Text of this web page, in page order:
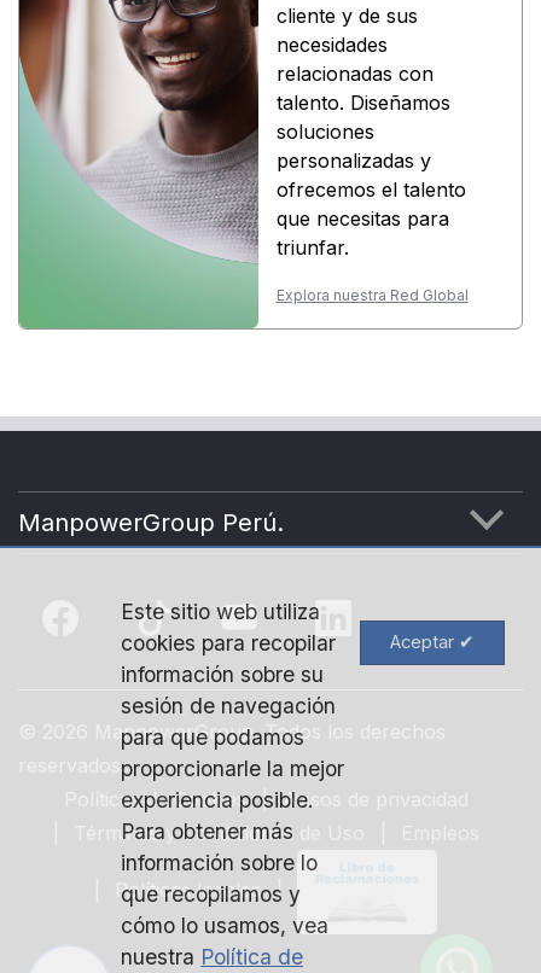
cliente y de sus
necesidades
relacionadas con
talento. Diseñamos
soluciones
personalizadas y
ofrecemos el talento
que necesitas para
triunfar.
Explora nuestra Red Global
ManpowerGroup Perú.
CONTÁCTANOS
2026 ManpowerGroup. Todos los derechos
reservados.
Políticas de Cookies
Avisos de privacidad
Términos y Condiciones de Uso
Políticas locales
Este sitio web utiliza
cookies para recopilar
información sobre su
sesión de navegación
para que podamos
proporcionarle la mejor
experiencia posible.
Para obtener más
información sobre lo
que recopilamos y
cómo lo usamos, vea
nuestra Política de